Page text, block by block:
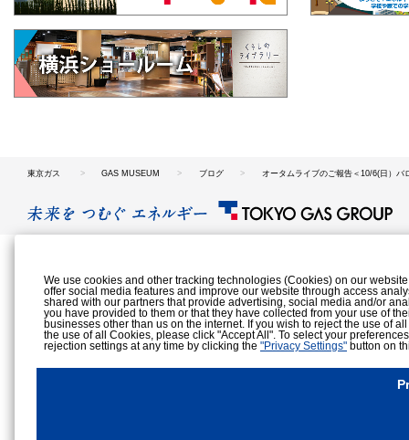
東京ガス GAS MUSEUM ブログ オータムライブのご報告＜10/6(日）バ
We use cookies and other tracking technologies (Cookies) on our
offer social media features and improve our website through access
shared with our partners that provide advertising, social media and/or
you have provided to them or that they have collected from your use of
businesses other than us on the internet. If you wish to reject the use of
the use of all Cookies, please click "Accept All". To select your
rejection settings at any time by clicking the "Privacy Settings" button on
Cookies Details